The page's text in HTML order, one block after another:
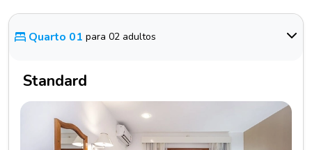
Quarto 01 para 02 adultos
Standard